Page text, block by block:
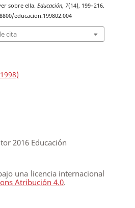
sobre ella. Educación, 7(14), 199–216.
educacion.199802.004
cita
2016 Educación
una licencia internacional
Atribución 4.0.